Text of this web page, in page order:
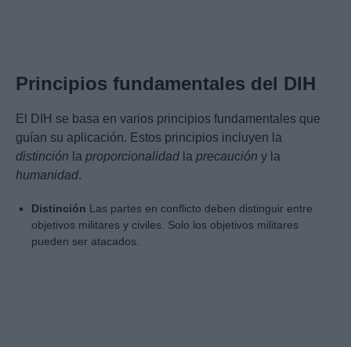
Principios fundamentales del DIH
El DIH se basa en varios principios fundamentales que
guían su aplicación. Estos principios incluyen la
distinción la proporcionalidad la precaución y la
humanidad.
Distinción Las partes en conflicto deben distinguir entre
objetivos militares y civiles. Solo los objetivos militares
pueden ser atacados.